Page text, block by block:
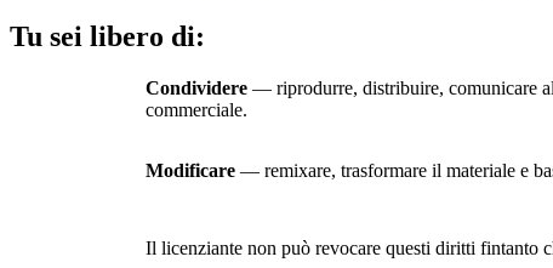
Tu sei libero di:
Condividere — riprodurre, distribuire, comunicare al
commerciale.
Modificare — remixare, trasformare il materiale e
Il licenziante non può revocare questi diritti fintanto